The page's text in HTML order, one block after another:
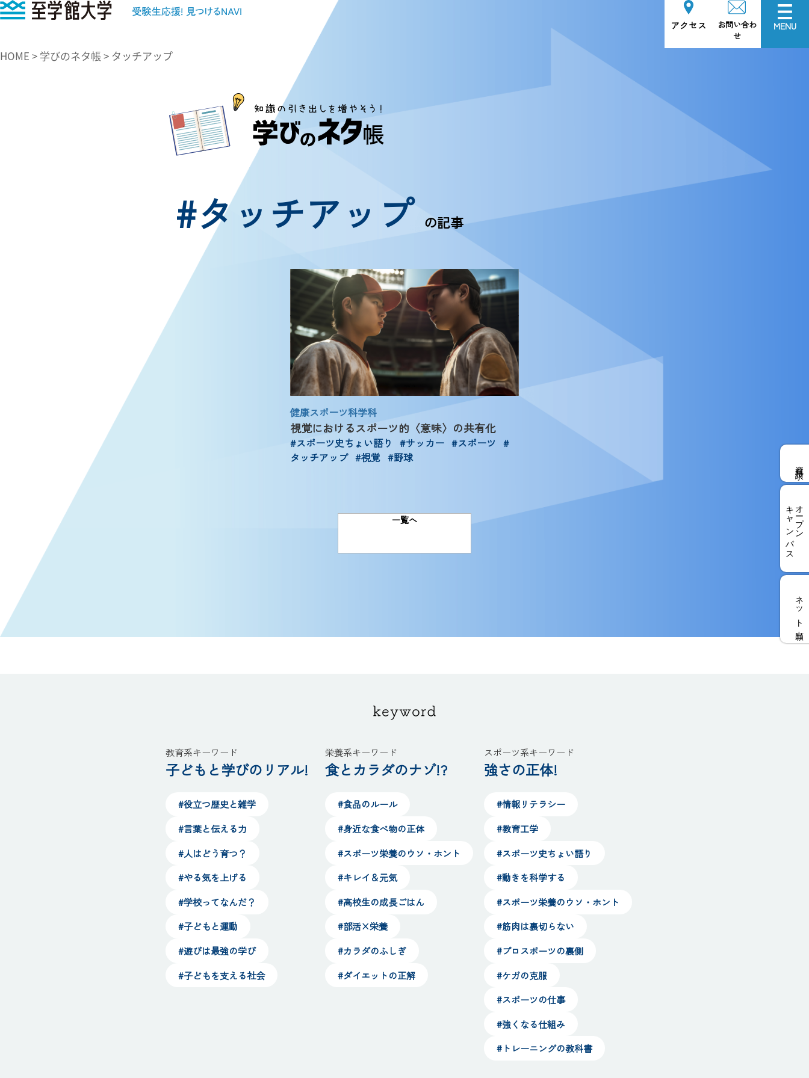
至学館大学
アクセス
お問い合わ
せ
MENU
オープン
キャンパス
ネット出願
HOME > 学びのネタ帳> タッチアップ
#タッチアップ の記事
健康スポーツ科学科
視覚におけるスポーツ的〈意味〉の共有化
#スポーツ史ちょい語り #サッカー #スポーツ #
タッチアップ #視覚 #野球
一覧へ
教育系キーワード
子どもと学びのリアル!
#役立つ歴史と雑学
#言葉と伝える力
#人はどう育つ？
#やる気を上げる
#学校ってなんだ？
#子どもと運動
#遊びは最強の学び
#子どもを支える社会
栄養系キーワード
食とカラダのナゾ!?
#食品のルール
#身近な食べ物の正体
#スポーツ栄養のウソ・ホント
#キレイ＆元気
#高校生の成長ごはん
#部活×栄養
#カラダのふしぎ
#ダイエットの正解
スポーツ系キーワード
強さの正体!
#情報リテラシー
#教育工学
#スポーツ史ちょい語り
#動きを科学する
#スポーツ栄養のウソ・ホント
#筋肉は裏切らない
#プロスポーツの裏側
#ケガの克服
#スポーツの仕事
#強くなる仕組み
#トレーニングの教科書